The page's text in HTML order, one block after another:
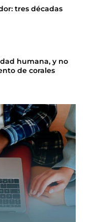
tres décadas
humana, y no
de corales